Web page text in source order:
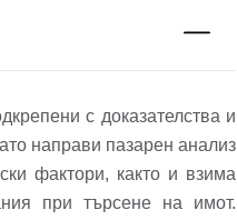
с доказателства и
направи пазарен анализ
фактори, както и взима
при търсене на имот.